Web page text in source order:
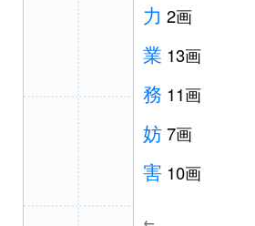
力 2画
業 13画
務 11画
妨7画
害 10画
←